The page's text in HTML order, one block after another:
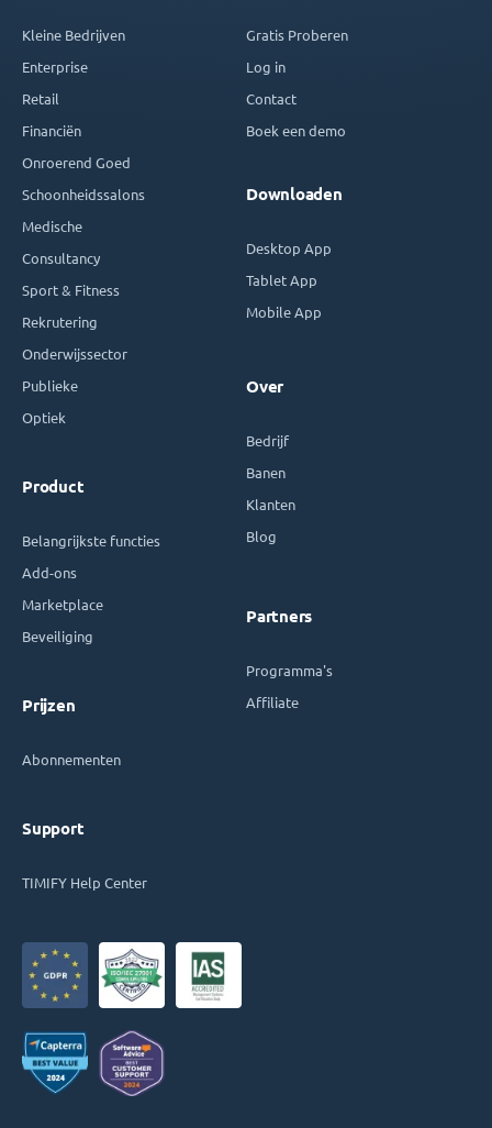
Kleine Bedrijven
Enterprise
Retail
Financiën
Onroerend Goed
Schoonheidssalons
Medische
Consultancy
Sport & Fitness
Rekrutering
Onderwijssector
Publieke
Optiek
Product
Belangrijkste functies
Add-ons
Marketplace
Beveiliging
Prijzen
Abonnementen
Support
TIMIFY Help Center
Gratis Proberen
Log in
Contact
Boek een demo
Downloaden
Desktop App
Tablet App
Mobile App
Over
Bedrijf
Banen
Klanten
Blog
Partners
Programma's
Affiliate